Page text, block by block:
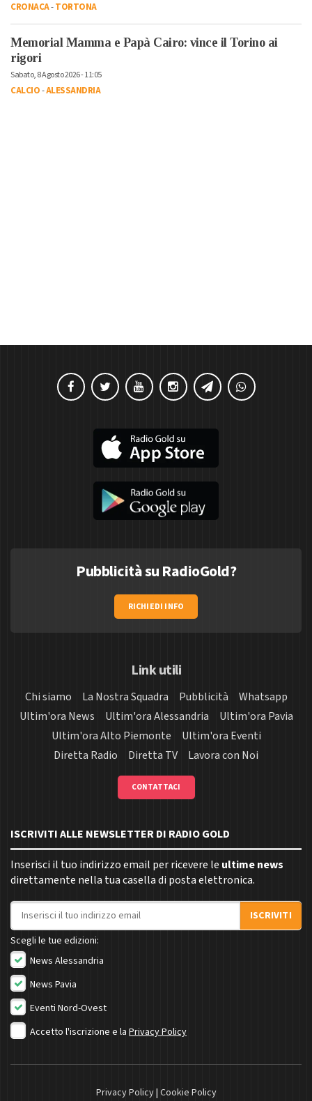
CRONACA-TORTONA
Memorial Mamma e Papà Cairo: vince il Torino ai
rigori
Sabato, 8 Agosto 2026 - 11:05
CALCIO-ALESSANDRIA
Pubblicità su RadioGold?
RICHIEDI INFO
Link utili
Chi siamo La Nostra Squadra Pubblicità
Whatsapp
Ultim'ora News
Ultim'ora Alessandria
Ultim'ora Pavia
Ultim'ora Alto Piemonte
Ultim'ora Eventi
Diretta Radio
Diretta TV Lavora con Noi
CONTATTACI
ISCRIVITI ALLE NEWSLETTER DI RADIO GOLD
Inserisci il tuo indirizzo email per ricevere le ultime news
direttamente nella tua casella di posta elettronica.
Indirizzo email
ISCRIVITI
Scegli le tue edizioni:
News Alessandria
News Pavia
Eventi Nord-Ovest
Accetto l'iscrizione e la Privacy Policy
Privacy Policy| Cookie Policy